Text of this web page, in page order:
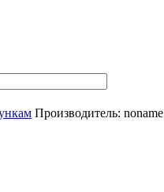
Производитель: noname